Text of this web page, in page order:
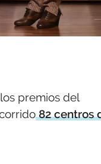
premios del
82 centros